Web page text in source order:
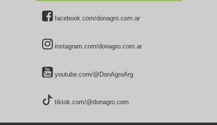
facebook.com/donagro.com.ar
instagram.com/donagro.com.ar
youtube.com/@DonAgroArg
tiktok.com/@donagro.com